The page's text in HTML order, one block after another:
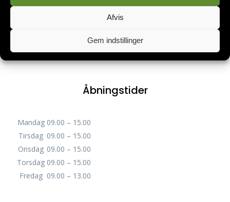
Afvis
Gem indstillinger
servicecenter@apostolskkirke.dk
+45 79 32 16 00
Åbningstider
Mandag 09.00 – 15.00
Tirsdag 09.00 – 15.00
Onsdag 09.00 – 15.00
Torsdag 09.00 – 15.00
Fredag 09.00 – 13.00